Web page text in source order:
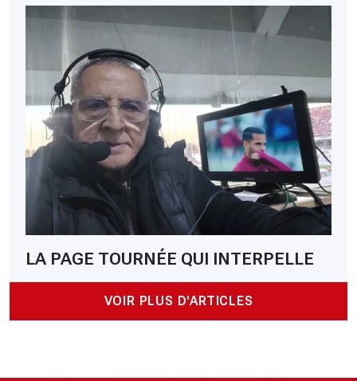
LA PAGE TOURNÉE QUI INTERPELLE
VOIR PLUS D'ARTICLES